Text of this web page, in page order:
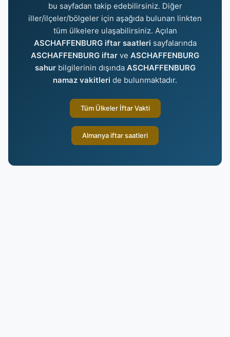
bu sayfadan takip edebilirsiniz. Diğer
iller/ilçeler/bölgeler için aşağıda bulunan linkten
tüm ülkelere ulaşabilirsiniz. Açılan
ASCHAFFENBURG iftar saatleri sayfalarında
ASCHAFFENBURG iftar ve ASCHAFFENBURG
sahurbilgilerinin dışında ASCHAFFENBURG
namaz vakitleri de bulunmaktadır.
Tüm Ülkeler İftar Vakti
Almanya iftar saatleri